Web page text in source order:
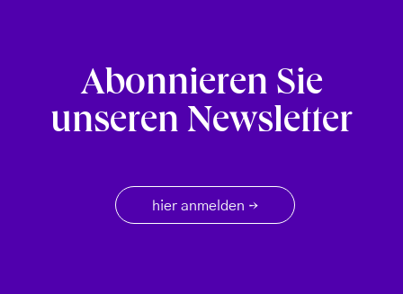
Abonnieren Sie
unseren Newsletter
hier anmelden →